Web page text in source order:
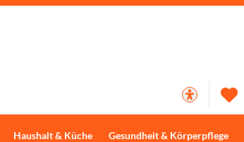
Haushalt & Küche Gesundheit & Körperpflege